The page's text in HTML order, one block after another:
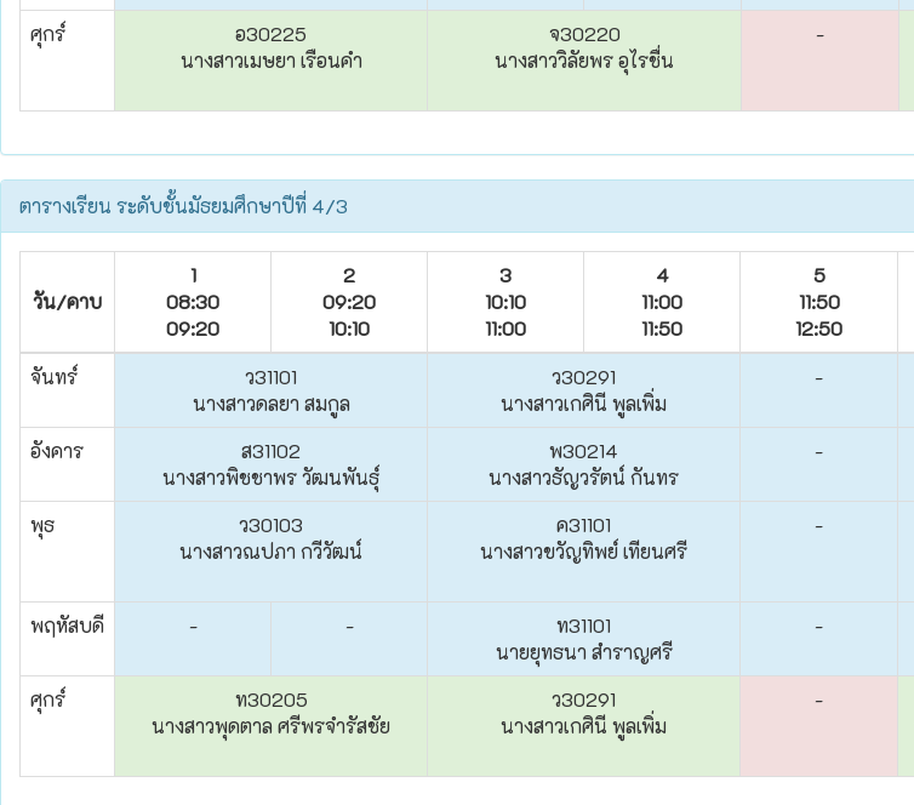
ศุกร์
อ30225
นางสาวเมษยา เรือนคำ
จ30220
นางสาววิลัยพร อุไรชื่น
-
ตารางเรียน ระดับชั้นมัธยมศึกษาปีที่ 4/3
วัน/คาบ
1
08:30
09:20
2
09:20
10:10
3
10:10
11:00
4
11:00
11:50
5
11:50
12:50
จันทร์
ว31101
นางสาวดลยา สมกูล
ว30291
นางสาวเกศินี พูลเพิ่ม
-
อังคาร
ส31102
นางสาวพิชชาพร วัฒนพันธุ์
พ30214
นางสาวธัญวรัตน์ กันทร
-
พุธ
ว30103
นางสาวณปภา กวีวัฒน์
ค31101
นางสาวขวัญทิพย์ เทียนศรี
-
พฤหัสบดี - -
ท31101
นายยุทธนา สำราญศรี
-
ศุกร์
ท30205
นางสาวพุดตาล ศรีพรจำรัสชัย
ว30291
นางสาวเกศินี พูลเพิ่ม
-